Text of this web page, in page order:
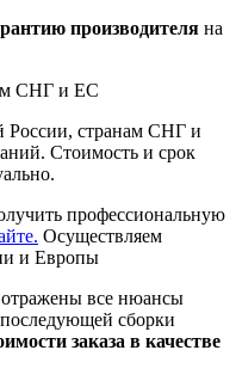
производителя на
СНГ и ЕС
России, странам СНГ и
Стоимость и срок
профессиональную
Осуществляем
и Европы
все нюансы
сборки
заказа в качестве